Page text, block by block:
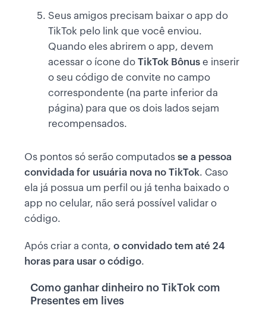
Seus amigos precisam baixar o app do
TikTok pelo link que você enviou.
Quando eles abrirem o app, devem
acessar o ícone do TikTok Bônus e inserir
o seu código de convite no campo
correspondente (na parte inferior da
página) para que os dois lados sejam
recompensados.
Os pontos só serão computados se a pessoa
convidada for usuária nova no TikTok. Caso
ela já possua um perfil ou já tenha baixado o
app no celular, não será possível validar o
código.
Após criar a conta, o convidado tem até 24
horas para usar o código.
Como ganhar dinheiro no TikTok com
Presentes em lives